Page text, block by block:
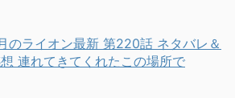
のライオン最新 第220話 ネタバレ＆
連れてきてくれたこの場所で